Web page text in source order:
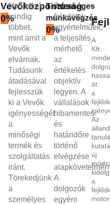
Vevőközpontúság
0%
Nyújtsunk
mindig
többet,
mint amit a
Vevők
elvárnak.
Tudásunk
átadásával
fejlesszük
ki a Vevők
igényességét
a
minőségi
termék és
szolgáltatás
iránt.
Törekedjünk
a
személyes
Tisztességes
munkavégzés
0%
A
feladatok
egyértelműek,
a teljesítés
mérhető
az
értékelés
objektív
legyen. A
vállalások
hibamentes
és
határidőre
történő
elvégzése
A
dolgozók
egyéni
A
Kft.
hassa
át
a
Az
új
a